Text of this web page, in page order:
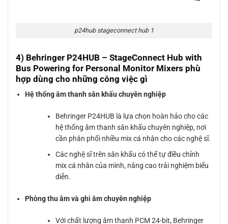
p24hub stageconnect hub 1
4) Behringer P24HUB – StageConnect Hub with
Bus Powering for Personal Monitor Mixers phù
hợp dùng cho những công việc gì
Hệ thống âm thanh sân khấu chuyên nghiệp
Behringer P24HUB là lựa chọn hoàn hảo cho các
hệ thống âm thanh sân khấu chuyên nghiệp, nơi
cần phân phối nhiều mix cá nhân cho các nghệ sĩ.
Các nghệ sĩ trên sân khấu có thể tự điều chỉnh
mix cá nhân của mình, nâng cao trải nghiệm biểu
diễn.
Phòng thu âm và ghi âm chuyên nghiệp
Với chất lượng âm thanh PCM 24-bit, Behringer